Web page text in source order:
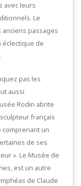
avec leurs
Le
anciens passages
éclectique de
pas les
aussi
Rodin abrite
français
comprenant un
de ses
». Le Musée de
est un autre
de Claude